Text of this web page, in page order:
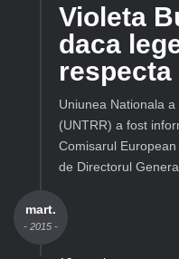
Violeta
daca
respecta
Uniunea Nationala
(UNTRR) a fost
Comisarul
de Directorul
mart.
- 2015 -